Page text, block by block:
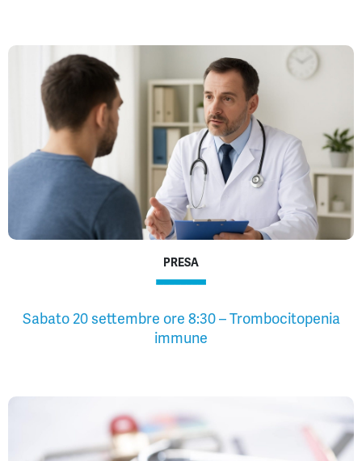
PRESA
Sabato 20 settembre ore 8:30 – Trombocitopenia
immune